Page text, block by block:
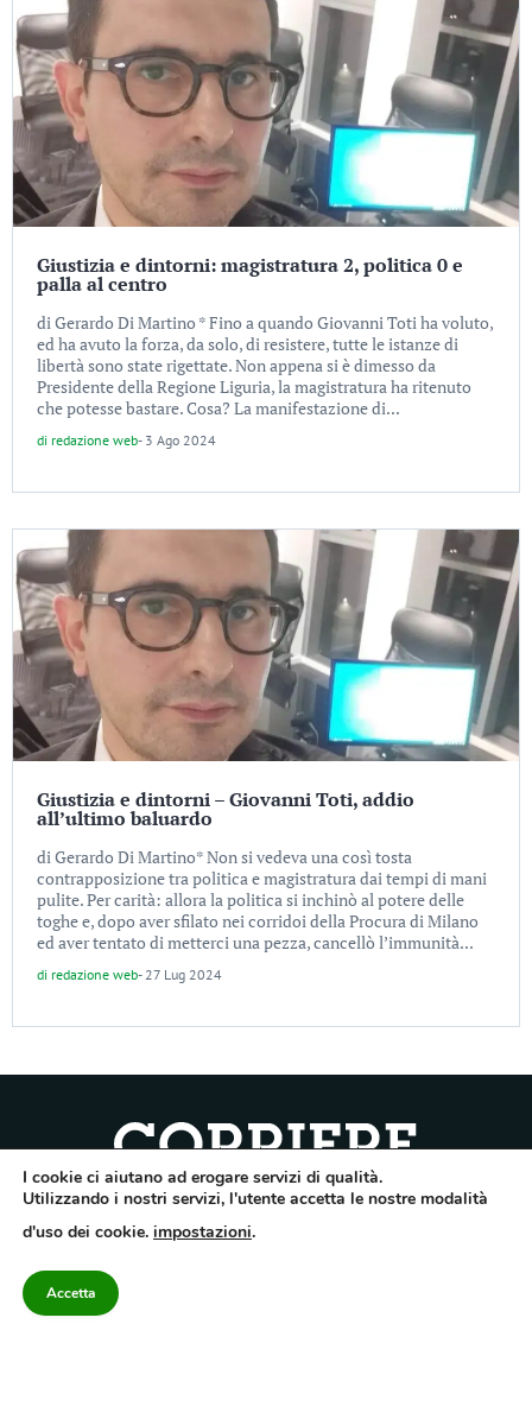
Giustizia e dintorni: magistratura 2, politica 0 e
palla al centro
di Gerardo Di Martino * Fino a quando Giovanni Toti ha voluto,
ed ha avuto la forza, da solo, di resistere, tutte le istanze di
libertà sono state rigettate. Non appena si è dimesso da
Presidente della Regione Liguria, la magistratura ha ritenuto
che potesse bastare. Cosa? La manifestazione di...
di redazione web- 3 Ago 2024
Giustizia e dintorni – Giovanni Toti, addio
all’ultimo baluardo
di Gerardo Di Martino* Non si vedeva una così tosta
contrapposizione tra politica e magistratura dai tempi di mani
pulite. Per carità: allora la politica si inchinò al potere delle
toghe e, dopo aver sfilato nei corridoi della Procura di Milano
ed aver tentato di metterci una pezza, cancellò l’immunità...
di redazione web- 27 Lug 2024
Quotidiano dell’Irpinia, a diffusione regionale. Reg. Trib. di Avellino n.7/12 del
Direttore responsabile Gianni Festa – Corriere srl – Via Annarumma 39/A 83100
Categorie
I cookie ci aiutano ad erogare servizi di qualità.
Utilizzando i nostri servizi, l'utente accetta le nostre modalità
d'uso dei cookie. impostazioni.
Accetta